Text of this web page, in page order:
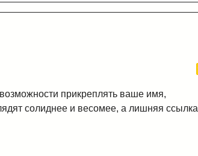
прикреплять ваше имя,
солиднее и весомее, а лишняя ссылка